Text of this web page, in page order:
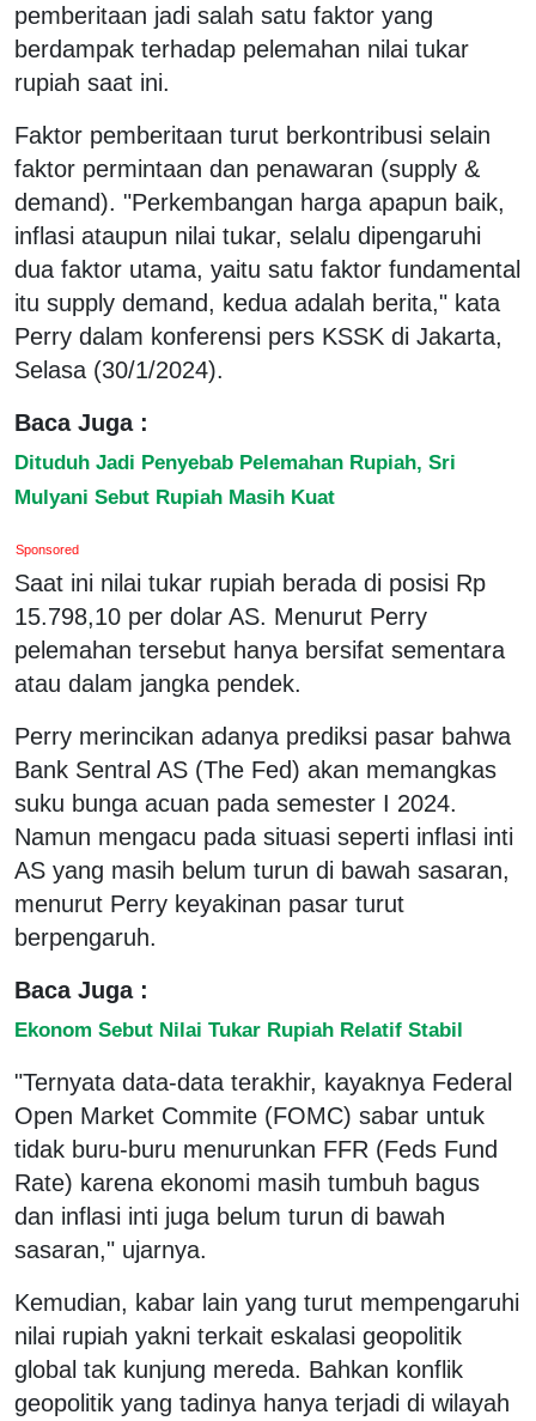
pemberitaan jadi salah satu faktor yang
berdampak terhadap pelemahan nilai tukar
rupiah saat ini.
Faktor pemberitaan turut berkontribusi selain
faktor permintaan dan penawaran (supply &
demand). "Perkembangan harga apapun baik,
inflasi ataupun nilai tukar, selalu dipengaruhi
dua faktor utama, yaitu satu faktor fundamental
itu supply demand, kedua adalah berita," kata
Perry dalam konferensi pers KSSK di Jakarta,
Selasa (30/1/2024).
Baca Juga :
Dituduh Jadi Penyebab Pelemahan Rupiah, Sri
Mulyani Sebut Rupiah Masih Kuat
Sponsored
Saat ini nilai tukar rupiah berada di posisi Rp
15.798,10 per dolar AS. Menurut Perry
pelemahan tersebut hanya bersifat sementara
atau dalam jangka pendek.
Perry merincikan adanya prediksi pasar bahwa
Bank Sentral AS (The Fed) akan memangkas
suku bunga acuan pada semester I 2024.
Namun mengacu pada situasi seperti inflasi inti
AS yang masih belum turun di bawah sasaran,
menurut Perry keyakinan pasar turut
berpengaruh.
Baca Juga :
Ekonom Sebut Nilai Tukar Rupiah Relatif Stabil
"Ternyata data-data terakhir, kayaknya Federal
Open Market Commite (FOMC) sabar untuk
tidak buru-buru menurunkan FFR (Feds Fund
Rate) karena ekonomi masih tumbuh bagus
dan inflasi inti juga belum turun di bawah
sasaran," ujarnya.
Kemudian, kabar lain yang turut mempengaruhi
nilai rupiah yakni terkait eskalasi geopolitik
global tak kunjung mereda. Bahkan konflik
geopolitik yang tadinya hanya terjadi di wilayah